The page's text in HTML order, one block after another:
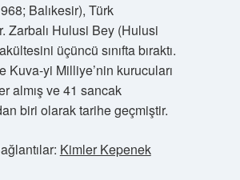
Balıkesir), Türk
Zarbalı Hulusi Bey (Hulusi
üçüncü sınıfta bıraktı.
Kuva-yi Milliye’nin kurucuları
almış ve 41 sancak
biri olarak tarihe geçmiştir.
Kimler Kepenek